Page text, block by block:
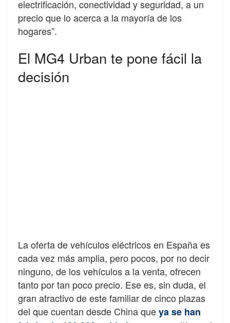
electrificación, conectividad y seguridad, a un
precio que lo acerca a la mayoría de los
hogares”.
El MG4 Urban te pone fácil la
decisión
La oferta de vehículos eléctricos en España es
cada vez más amplia, pero pocos, por no decir
ninguno, de los vehículos a la venta, ofrecen
tanto por tan poco precio. Ese es, sin duda, el
gran atractivo de este familiar de cinco plazas
del que cuentan desde China queya se han